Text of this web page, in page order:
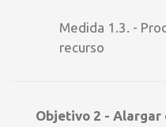
Medida 1.3. -
recurso
Objetivo 2 - Alargar